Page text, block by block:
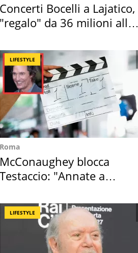
Concerti Bocelli a Lajatico,
"regalo" da 36 milioni alla
LIFESTYLE
Roma
McConaughey blocca
Testaccio: "Annate a
LIFESTYLE